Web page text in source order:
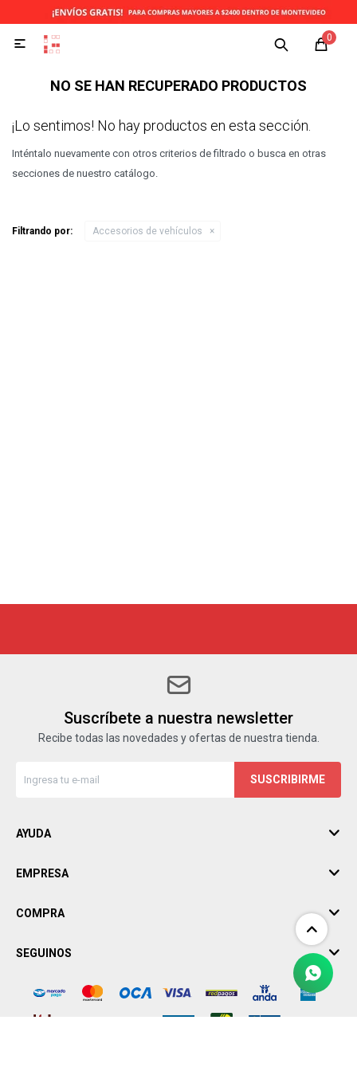
0

NO SE HAN RECUPERADO PRODUCTOS
¡Lo sentimos! No hay productos en esta sección.
Inténtalo nuevamente con otros criterios de filtrado o busca en otras
secciones de nuestro catálogo.
Filtrando por: Accesorios de vehículos
Suscríbete a nuestra newsletter
Recibe todas las novedades y ofertas de nuestra tienda.
SUSCRIBIRME
AYUDA
EMPRESA
COMPRA
SEGUINOS